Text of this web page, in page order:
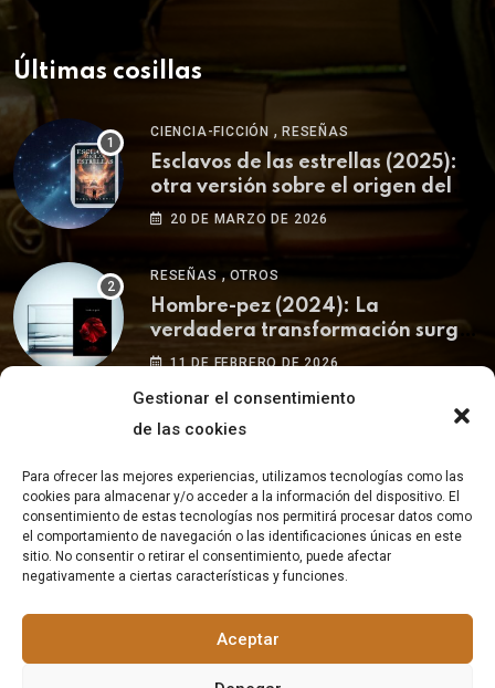
Gestionar el consentimiento
de las cookies
Para ofrecer las mejores experiencias, utilizamos tecnologías como las
cookies para almacenar y/o acceder a la información del dispositivo. El
consentimiento de estas tecnologías nos permitirá procesar datos como
el comportamiento de navegación o las identificaciones únicas en este
sitio. No consentir o retirar el consentimiento, puede afectar
negativamente a ciertas características y funciones.
Aceptar
Últimas cosillas
CIENCIA-FICCIÓN , RESEÑAS
Esclavos de las estrellas (2025):
otra versión sobre el origen del
ser humano
20 DE MARZO DE 2026
RESEÑAS , OTROS
Hombre-pez (2024): La
verdadera transformación surge
de uno mismo.
11 DE FEBRERO DE 2026
© 2023 Blog de literatura - La Buhardilla del Pícaro. Aviso
legal|Política de cookies y privacidad